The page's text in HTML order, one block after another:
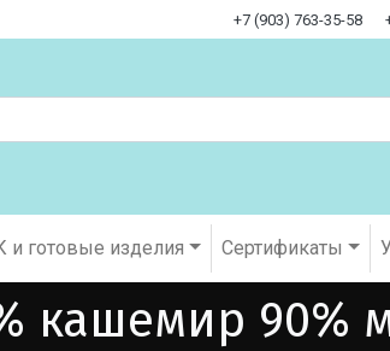
+7 (903) 763-35-58
и готовые изделия Cертификаты
кашемир